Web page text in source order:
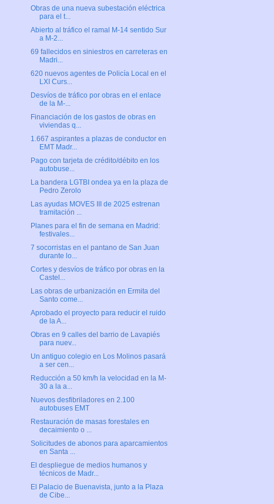
Obras de una nueva subestación eléctrica
para el t...
Abierto al tráfico el ramal M-14 sentido Sur
a M-2...
69 fallecidos en siniestros en carreteras en
Madri...
620 nuevos agentes de Policía Local en el
LXI Curs...
Desvíos de tráfico por obras en el enlace
de la M-...
Financiación de los gastos de obras en
viviendas q...
1.667 aspirantes a plazas de conductor en
EMT Madr...
Pago con tarjeta de crédito/débito en los
autobuse...
La bandera LGTBI ondea ya en la plaza de
Pedro Zerolo
Las ayudas MOVES III de 2025 estrenan
tramitación ...
Planes para el fin de semana en Madrid:
festivales...
7 socorristas en el pantano de San Juan
durante lo...
Cortes y desvíos de tráfico por obras en la
Castel...
Las obras de urbanización en Ermita del
Santo come...
Aprobado el proyecto para reducir el ruido
de la A...
Obras en 9 calles del barrio de Lavapiés
para nuev...
Un antiguo colegio en Los Molinos pasará
a ser cen...
Reducción a 50 km/h la velocidad en la M-
30 a la a...
Nuevos desfibriladores en 2.100
autobuses EMT
Restauración de masas forestales en
decaimiento o ...
Solicitudes de abonos para aparcamientos
en Santa ...
El despliegue de medios humanos y
técnicos de Madr...
El Palacio de Buenavista, junto a la Plaza
de Cibe...